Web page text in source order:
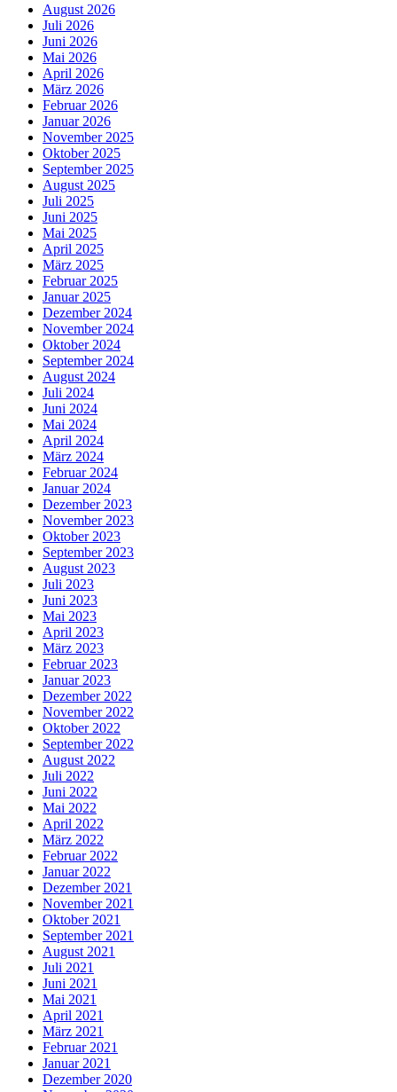
August 2026
Juli 2026
Juni 2026
Mai 2026
April 2026
März 2026
Februar 2026
Januar 2026
November 2025
Oktober 2025
September 2025
August 2025
Juli 2025
Juni 2025
Mai 2025
April 2025
März 2025
Februar 2025
Januar 2025
Dezember 2024
November 2024
Oktober 2024
September 2024
August 2024
Juli 2024
Juni 2024
Mai 2024
April 2024
März 2024
Februar 2024
Januar 2024
Dezember 2023
November 2023
Oktober 2023
September 2023
August 2023
Juli 2023
Juni 2023
Mai 2023
April 2023
März 2023
Februar 2023
Januar 2023
Dezember 2022
November 2022
Oktober 2022
September 2022
August 2022
Juli 2022
Juni 2022
Mai 2022
April 2022
März 2022
Februar 2022
Januar 2022
Dezember 2021
November 2021
Oktober 2021
September 2021
August 2021
Juli 2021
Juni 2021
Mai 2021
April 2021
März 2021
Februar 2021
Januar 2021
Dezember 2020